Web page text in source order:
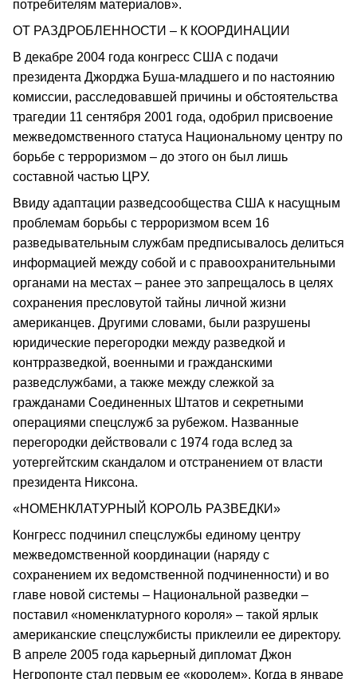
потребителям материалов».
ОТ РАЗДРОБЛЕННОСТИ – К КООРДИНАЦИИ
В декабре 2004 года конгресс США с подачи
президента Джорджа Буша-младшего и по настоянию
комиссии, расследовавшей причины и обстоятельства
трагедии 11 сентября 2001 года, одобрил присвоение
межведомственного статуса Национальному центру по
борьбе с терроризмом – до этого он был лишь
составной частью ЦРУ.
Ввиду адаптации разведсообщества США к насущным
проблемам борьбы с терроризмом всем 16
разведывательным службам предписывалось делиться
информацией между собой и с правоохранительными
органами на местах – ранее это запрещалось в целях
сохранения пресловутой тайны личной жизни
американцев. Другими словами, были разрушены
юридические перегородки между разведкой и
контрразведкой, военными и гражданскими
разведслужбами, а также между слежкой за
гражданами Соединенных Штатов и секретными
операциями спецслужб за рубежом. Названные
перегородки действовали с 1974 года вслед за
уотергейтским скандалом и отстранением от власти
президента Никсона.
«НОМЕНКЛАТУРНЫЙ КОРОЛЬ РАЗВЕДКИ»
Конгресс подчинил спецслужбы единому центру
межведомственной координации (наряду с
сохранением их ведомственной подчиненности) и во
главе новой системы – Национальной разведки –
поставил «номенклатурного короля» – такой ярлык
американские спецслужбисты приклеили ее директору.
В апреле 2005 года карьерный дипломат Джон
Негропонте стал первым ее «королем». Когда в январе